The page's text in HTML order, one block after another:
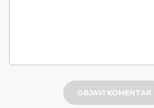
OBJAVI KOMENTAR